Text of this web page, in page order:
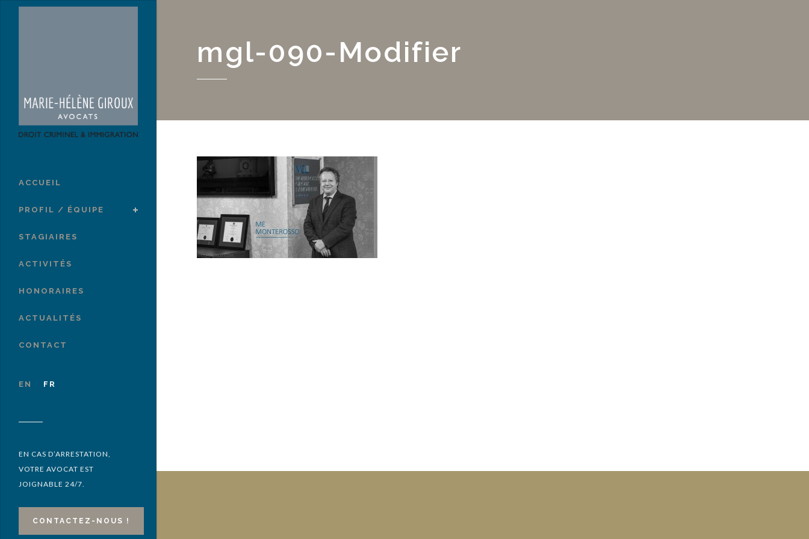
ACCUEIL
PROFIL / ÉQUIPE
STAGIAIRES
ACTIVITÉS
HONORAIRES
ACTUALITÉS
CONTACT
EN FR
EN CAS D’ARRESTATION,
VOTRE AVOCAT EST
JOIGNABLE 24/7.
CONTACTEZ-NOUS !
mgl-090-Modifier